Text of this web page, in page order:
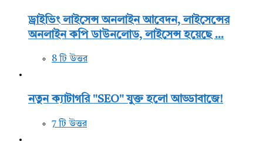
ড্রাইভিং লাইসেন্স অনলাইন আবেদন, লাইসেন্সের
অনলাইন কপি ডাউনলোড, লাইসেন্স হয়েছে ...
8 টি উত্তর
নতুন ক্যাটাগরি "SEO" যুক্ত হলো আড্ডাবাজে!
7 টি উত্তর